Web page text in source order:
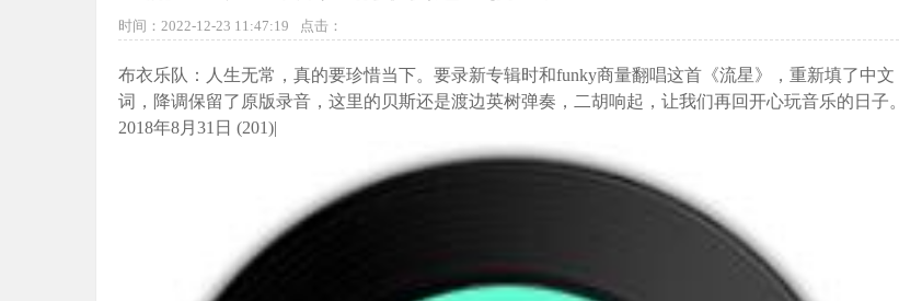
时间：2022-12-23 11:47:19 点击：
布衣乐队：人生无常，真的要珍惜当下。要录新专辑时和funky商量翻唱这首《流星》，重新填了中文
词，降调保留了原版录音，这里的贝斯还是渡边英树弹奏，二胡响起，让我们再回开心玩音乐的日子。
2018年8月31日 (201)|